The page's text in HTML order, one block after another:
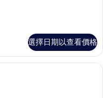
選擇日期以查看價格